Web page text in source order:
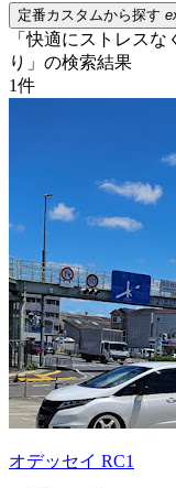
定番カスタムから探す
「快適にストレス
り」の検索結果
1件
オデッセイ RC1